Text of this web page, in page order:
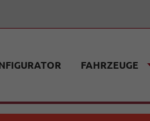
FAHRZEUGE